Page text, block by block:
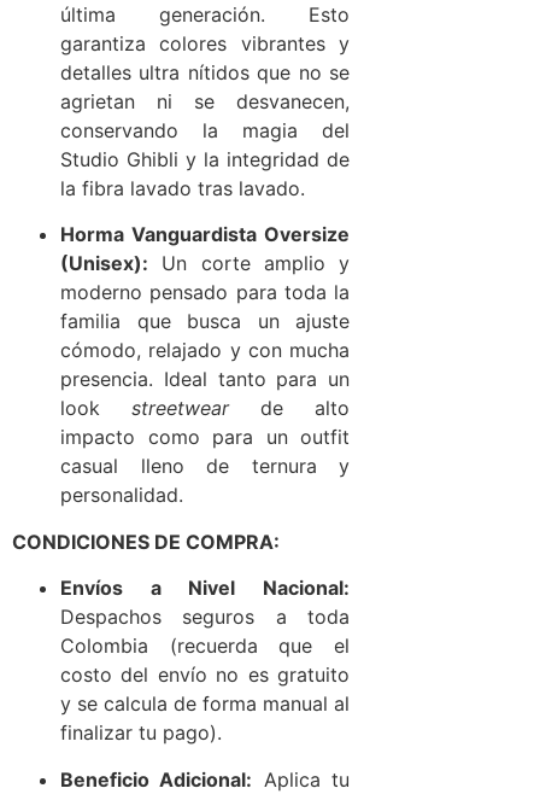
última generación. Esto
garantiza colores vibrantes y
detalles ultra nítidos que no se
agrietan ni se desvanecen,
conservando la magia del
Studio Ghibli y la integridad de
la fibra lavado tras lavado.
Horma Vanguardista Oversize
(Unisex): Un corte amplio y
moderno pensado para toda la
familia que busca un ajuste
cómodo, relajado y con mucha
presencia. Ideal tanto para un
look streetwearde alto
impacto como para un outfit
casual lleno de ternura y
personalidad.
CONDICIONES DE COMPRA:
Envíos a Nivel Nacional:
Despachos seguros a toda
Colombia (recuerda que el
costo del envío no es gratuito
y se calcula de forma manual al
finalizar tu pago).
Beneficio Adicional: Aplica tu